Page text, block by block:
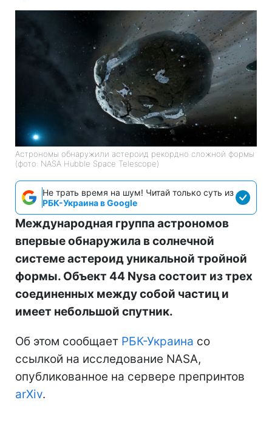
Астрономы обнаружили астероид рекордно сложной формы
(фото: NASA Hubble Space Telescope)
Не трать время на шум! Читай только суть из
РБК-Украина в Google
Международная группа астрономов
впервые обнаружила в солнечной
системе астероид уникальной тройной
формы. Объект 44 Nysa состоит из трех
соединенных между собой частиц и
имеет небольшой спутник.
Об этом сообщает РБК-Украина со
ссылкой на исследование NASA,
опубликованное на сервере препринтов
arXiv.